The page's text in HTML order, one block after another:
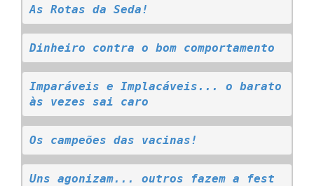
As Rotas da Seda!
Dinheiro contra o bom comportamento
Imparáveis e Implacáveis... o barato
às vezes sai caro
Os campeões das vacinas!
Uns agonizam... outros fazem a fest